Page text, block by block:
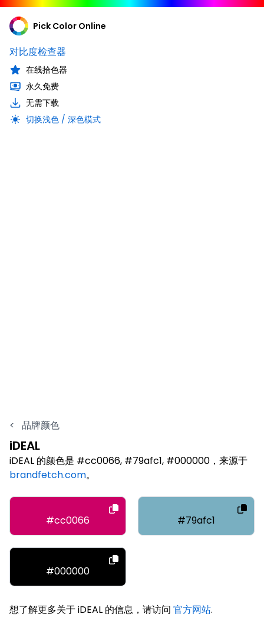
Pick Color Online
对比度检查器
在线拾色器
永久免费
无需下载
切换浅色 / 深色模式
< 品牌颜色
iDEAL
iDEAL 的颜色是 #cc0066, #79afc1, #000000，来源于
brandfetch.com。
#cc0066 #79afc1
#000000
想了解更多关于 iDEAL 的信息，请访问 官方网站.